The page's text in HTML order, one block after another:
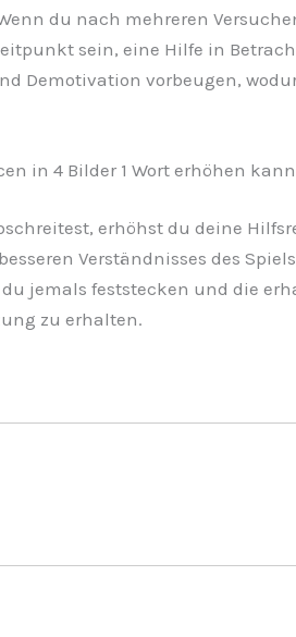
du nach mehreren
sein, eine Hilfe in
Demotivation vorbeugen,
in 4 Bilder 1 Wort erhöhen
erhöhst du deine
Verständnisses des
jemals feststecken und die
zu erhalten.